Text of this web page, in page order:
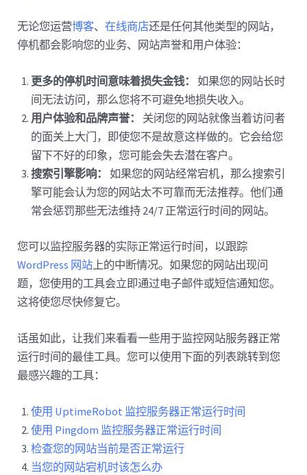
无论您运营博客、在线商店还是任何其他类型的网站，
停机都会影响您的业务、网站声誉和用户体验：
更多的停机时间意味着损失金钱：
如果您的网站长时
间无法访问，那么您将不可避免地损失收入。
用户体验和品牌声誉：
关闭您的网站就像当着访问者
的面关上大门，即使您不是故意这样做的。它会给您
留下不好的印象，您可能会失去潜在客户。
搜索引擎影响：如果您的网站经常宕机，那么搜索引
擎可能会认为您的网站太不可靠而无法推荐。他们通
常会惩罚那些无法维持 24/7 正常运行时间的网站。
您可以监控服务器的实际正常运行时间，以跟踪
WordPress 网站 上的中断情况。如果您的网站出现问
题，您使用的工具会立即通过电子邮件或短信通知您。
这将使您尽快修复它。
话虽如此，让我们来看看一些用于监控网站服务器正常
运行时间的最佳工具。您可以使用下面的列表跳转到您
最感兴趣的工具：
使用 UptimeRobot 监控服务器正常运行时间
使用 Pingdom 监控服务器正常运行时间
检查您的网站当前是否正常运行
当您的网站宕机时该怎么办